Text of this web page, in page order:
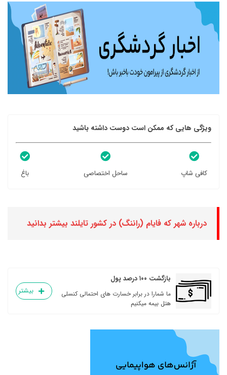
ویژگی هایی که ممکن است دوست داشته باشید
کافی شاپ ساحل اختصاصی باغ
درباره شهر که فایام (راننگ) در کشور تایلند بیشتر بدانید
بازگشت ۱۰۰ درصد پول
ما شمارا در برابر خسارت های احتمالی کنسلی
هتل بیمه میکنیم
بیشتر